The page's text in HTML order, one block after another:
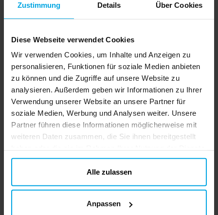
Zustimmung Details Über Cookies
Diese Webseite verwendet Cookies
Wir verwenden Cookies, um Inhalte und Anzeigen zu
personalisieren, Funktionen für soziale Medien anbieten
zu können und die Zugriffe auf unsere Website zu
analysieren. Außerdem geben wir Informationen zu Ihrer
Verwendung unserer Website an unsere Partner für
soziale Medien, Werbung und Analysen weiter. Unsere
Partner führen diese Informationen möglicherweise mit
weiteren Daten zusammen, die Sie ihnen bereitgestellt
gesammelt haben. Ihre Einwilligung können Sie jederzeit.
Alle zulassen
Anpassen